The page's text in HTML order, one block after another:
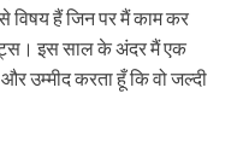
विषय हैं जिन पर मैं काम कर
इस साल के अंदर मैं एक
उम्मीद करता हूँ कि वो जल्दी